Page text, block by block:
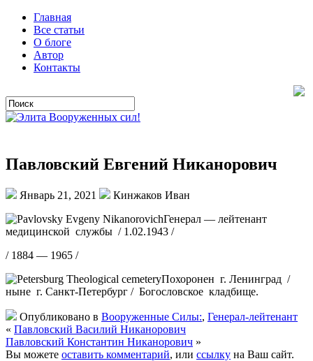
Главная
Все статьи
О блоге
Автор
Контакты
Павловский Евгений Никанорович
Январь 21, 2021
Кинжаков Иван
Генерал — лейтенант
медицинской службы / 1.02.1943 /
/ 1884 — 1965 /
Похоронен г. Ленинград /
ныне г. Санкт-Петербург / Богословское кладбище.
Опубликовано в Вооруженные Силы:, Генерал-лейтенант
« Павловский Василий Никанорович
Павловский Константин Никанорович »
Вы можете оставить комментарий, или ссылку на Ваш сайт.